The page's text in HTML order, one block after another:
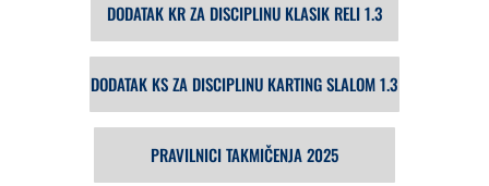
DODATAK KR ZA DISCIPLINU KLASIK RELI 1.3
DODATAK KS ZA DISCIPLINU KARTING SLALOM 1.3
PRAVILNICI TAKMIČENJA 2025